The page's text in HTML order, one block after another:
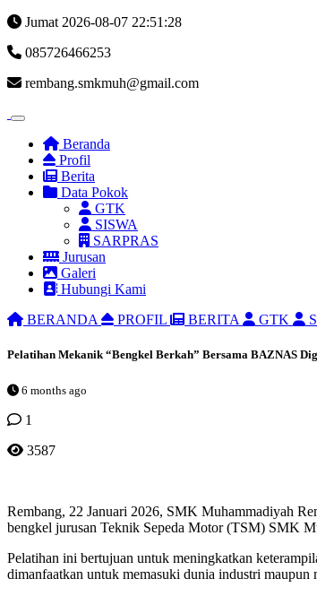
Jumat 2026-08-07 22:51:29
085726466253
rembang.smkmuh@gmail.com
Beranda
Profil
Berita
Data Pokok
GTK
SISWA
SARPRAS
Jurusan
Galeri
Hubungi Kami
BERANDA
PROFIL BERITA GTK
Pelatihan Mekanik “Bengkel Berkah” Bersama BAZNAS
6 months ago
1
3587
Rembang, 22 Januari 2026, SMK Muhammadiyah
bengkel jurusan Teknik Sepeda Motor (TSM) SMK
Pelatihan ini bertujuan untuk meningkatkan
dimanfaatkan untuk memasuki dunia industri maupun